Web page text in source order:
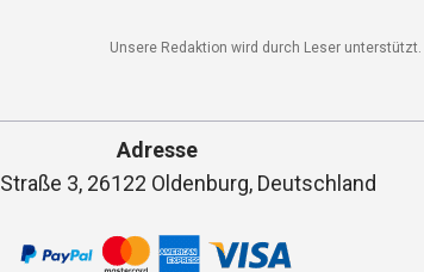
Unsere Redaktion wird durch Leser
Adresse
3, 26122 Oldenburg, Deutschland